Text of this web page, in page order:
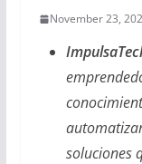
November 23,
soluciones